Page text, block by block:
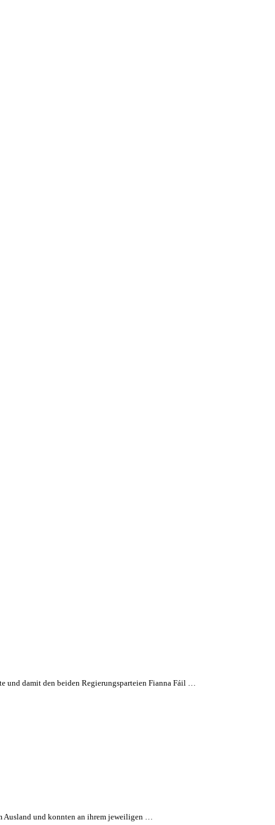
und damit den beiden Regierungsparteien Fianna Fáil …
Ausland und konnten an ihrem jeweiligen …